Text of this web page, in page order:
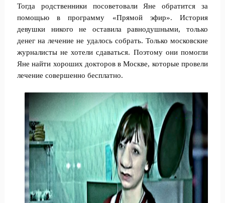
Тогда родственники посоветовали Яне обратится за
помощью в программу «Прямой эфир». История
девушки никого не оставила равнодушными, только
денег на лечение не удалось собрать. Только московские
журналисты не хотели сдаваться. Поэтому они помогли
Яне найти хороших докторов в Москве, которые провели
лечение совершенно бесплатно.